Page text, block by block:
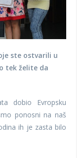
ste ostvarili u
tek želite da
dobio Evropsku
ponosni na naš
ih je zasta bilo